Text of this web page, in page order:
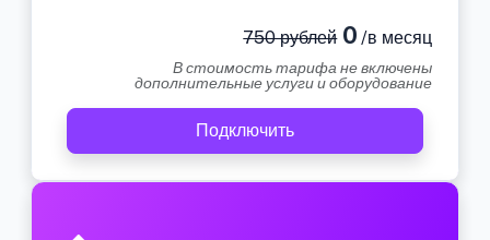
750 рублей0 /в месяц
В стоимость тарифа не включены
дополнительные услуги и оборудование
Подключить